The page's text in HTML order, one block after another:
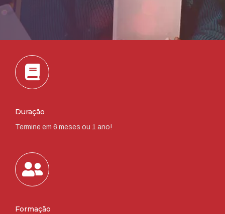
Duração
Termine em 6 meses ou 1 ano!
Formação